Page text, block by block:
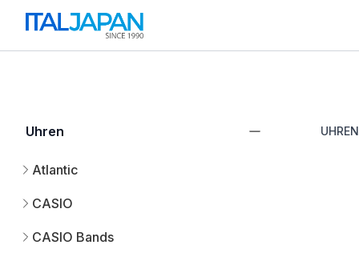
Uhren
Atlantic
CASIO
CASIO Bands
UHREN